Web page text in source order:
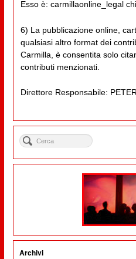
Esso è: carmillaonline_legal
6) La pubblicazione online,
qualsiasi altro format dei
Carmilla, è consentita solo
contributi menzionati.
Direttore Responsabile:
Archivi